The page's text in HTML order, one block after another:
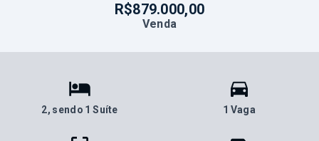
R$879.000,00
Venda
2, sendo 1 Suíte 1 Vaga